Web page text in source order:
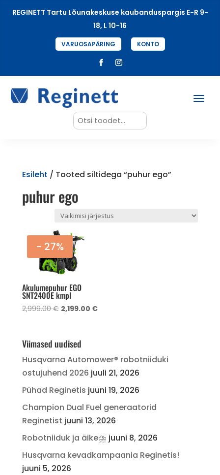
REGINETT Tartu Lõunakeskuse kaubanduspargis E-R 9-
18, L 10-16
VARUOSAPÄRING KONTO
Search
for:
Esileht / Tooted siltidega “puhur ego”
puhur ego
- 27%
Akulumepuhur EGO
SNT2400E kmpl
2,999.00€ Algne
2,999.00 €.
2,199.00 €Current
Viimased uudised
Husqvarna Automower® robotniiduki
ostujuhend 2026 juuli 21, 2026
Pühad Reginetis juuni 19, 2026
Champion Dual Fuel generaatorid
Reginetist juuni 13, 2026
Robotniiduk ja äike⛈️ juuni 8, 2026
Husqvarna kevadkampaania Reginetis!
juuni 5, 2026